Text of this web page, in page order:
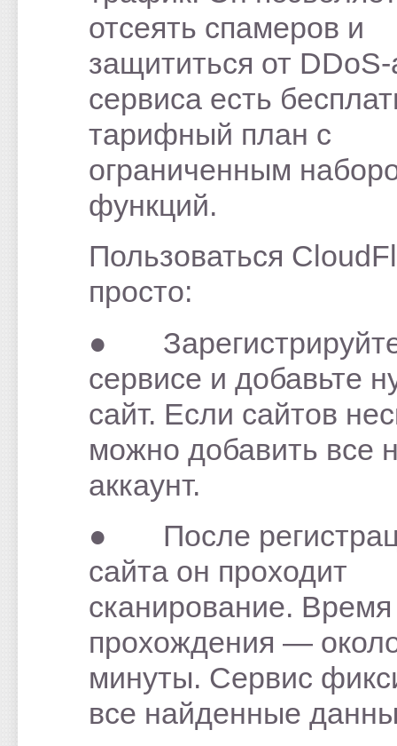
отсеять спамеров и
защититься от
сервиса есть
тарифный план с
ограниченным
функций.
Пользоваться
просто:
●
сервисе и добавьте
сайт. Если сайтов
можно добавить все
аккаунт.
● После
сайта он проходит
сканирование. Время
прохождения —
минуты. Сервис
все найденные